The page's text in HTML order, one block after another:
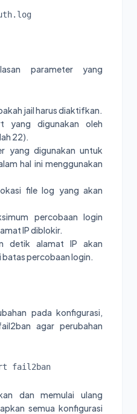
parameter yang
jail harus diaktifkan.
yang digunakan oleh
22).
yang digunakan untuk
hal ini menggunakan
file log yang akan
percobaan login
IP diblokir.
detik alamat IP akan
percobaan login.
pada konfigurasi,
agar perubahan
fail2ban
dan memulai ulang
semua konfigurasi